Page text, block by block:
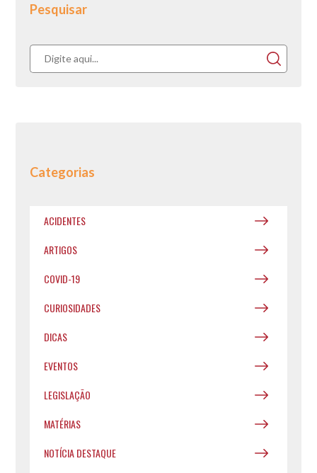
Pesquisar
Categorias
ACIDENTES
ARTIGOS
COVID-19
CURIOSIDADES
DICAS
EVENTOS
LEGISLAÇÃO
MATÉRIAS
NOTÍCIA DESTAQUE